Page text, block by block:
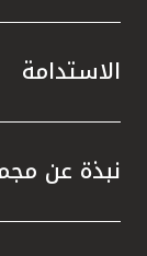
الاستدامة
نبذة عن